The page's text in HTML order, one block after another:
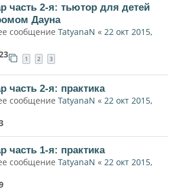
часть 2-я: тьютор для детей
Дауна
сообщение TatyanaN « 22 окт 2015,
1 2 3
часть 2-я: практика
сообщение TatyanaN « 22 окт 2015,
часть 1-я: практика
сообщение TatyanaN « 22 окт 2015,